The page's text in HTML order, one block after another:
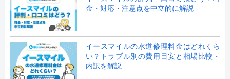
金・対応・注意点を中立的に解説
イースマイルの水道修理料金はどれくら
い？トラブル別の費用目安と相場比較・
内訳を解説